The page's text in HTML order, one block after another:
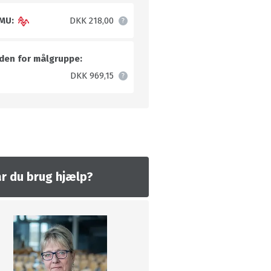
DKK 218,00
for målgruppe:
DKK 969,15
du brug hjælp?